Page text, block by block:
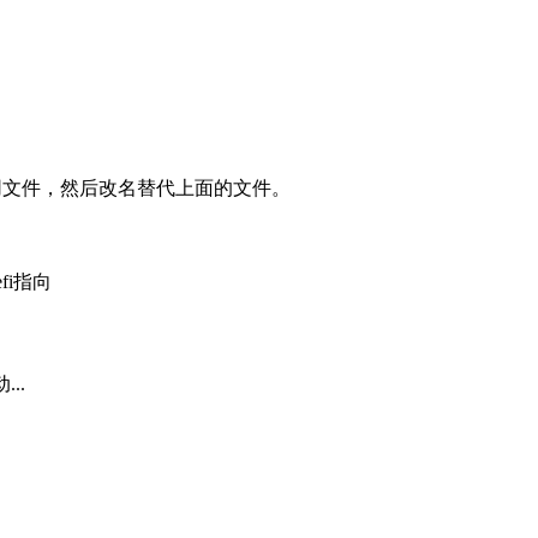
件，然后改名替代上面的文件。
指向
...